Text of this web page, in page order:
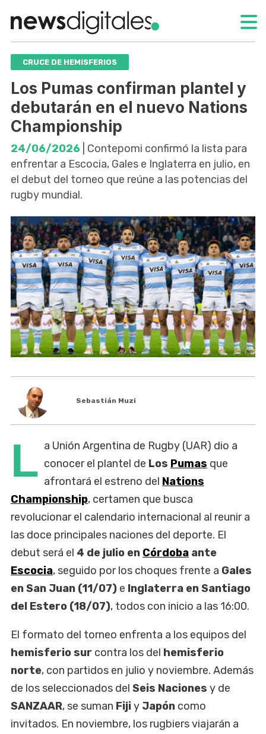
CRUCE DE HEMISFERIOS
Los Pumas confirman plantel y
debutarán en el nuevo Nations
Championship
24/06/2026 | Contepomi confirmó la lista para
enfrentar a Escocia, Gales e Inglaterra en julio, en
el debut del torneo que reúne a las potencias del
rugby mundial.
Sebastián Muzi
L a Unión Argentina de Rugby (UAR) dio a
conocer el plantel de Los Pumas que
afrontará el estreno del Nations
Championship, certamen que busca
revolucionar el calendario internacional al reunir a
las doce principales naciones del deporte. El
debut será el 4 de julio en Córdoba ante
Escocia, seguido por los choques frente a Gales
en San Juan (11/07) e Inglaterra en Santiago
del Estero (18/07), todos con inicio a las 16:00.
El formato del torneo enfrenta a los equipos del
hemisferio sur contra los del hemisferio
norte, con partidos en julio y noviembre. Además
de los seleccionados del Seis Naciones y de
SANZAAR, se suman Fijiy Japón como
invitados. En noviembre, los rugbiers viajarán a